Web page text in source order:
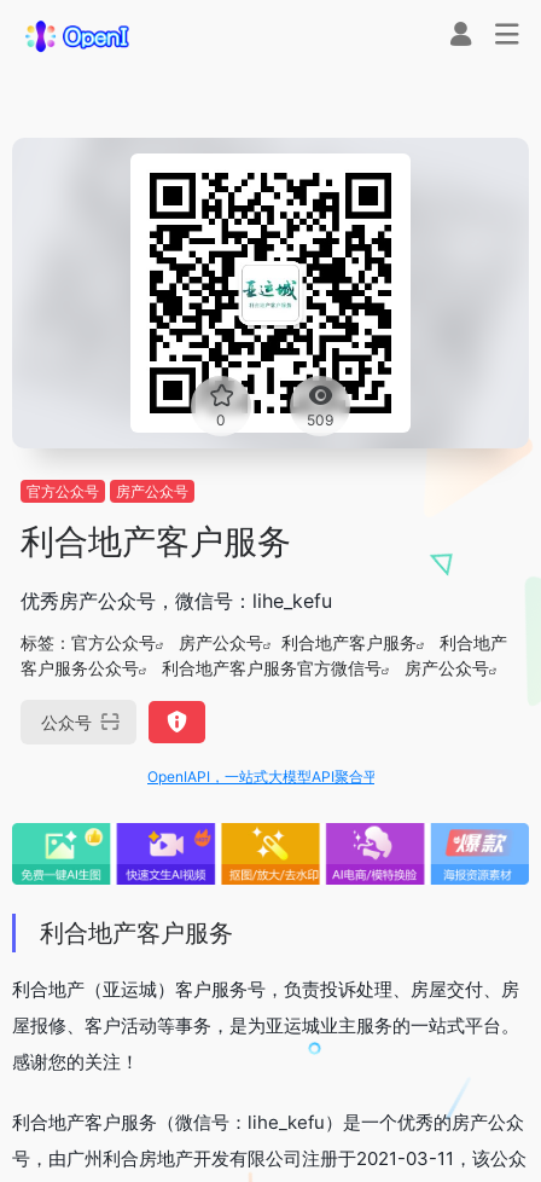
0 509
官方公众号 房产公众号
利合地产客户服务
优秀房产公众号，微信号：lihe_kefu
标签： 官方公众号 房产公众号 利合地产客户服务
利合地产
客户服务公众号
利合地产客户服务官方微信号 房产公众号
公众号
OpenIAPI，一站式大模型API聚合平台
利合地产客户服务
利合地产（亚运城）客户服务号，负责投诉处理、房屋交付、房
屋报修、客户活动等事务，是为亚运城业主服务的一站式平台。
感谢您的关注！
利合地产客户服务（微信号：lihe_kefu）是一个优秀的房产公众
号，由广州利合房地产开发有限公司注册于2021-03-11，该公众